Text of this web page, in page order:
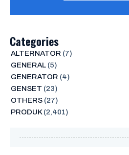
Categories
ALTERNATOR (7)
GENERAL(5)
GENERATOR (4)
GENSET (23)
OTHERS(27)
PRODUK(2,401)